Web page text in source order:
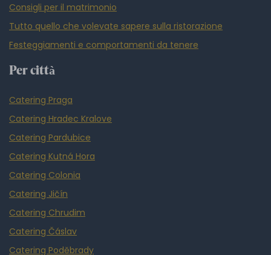
Consigli per il matrimonio
Tutto quello che volevate sapere sulla ristorazione
Festeggiamenti e comportamenti da tenere
Per città
Catering Praga
Catering Hradec Kralove
Catering Pardubice
Catering Kutná Hora
Catering Colonia
Catering Jičín
Catering Chrudim
Catering Čáslav
Catering Poděbrady